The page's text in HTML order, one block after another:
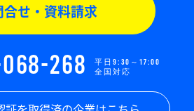
合せ・資料請求
268
平日9:30～17:00
全国対応